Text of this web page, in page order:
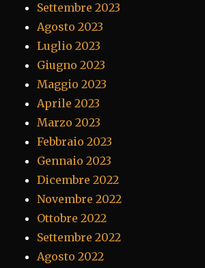
Settembre 2023
Agosto 2023
Luglio 2023
Giugno 2023
Maggio 2023
Aprile 2023
Marzo 2023
Febbraio 2023
Gennaio 2023
Dicembre 2022
Novembre 2022
Ottobre 2022
Settembre 2022
Agosto 2022